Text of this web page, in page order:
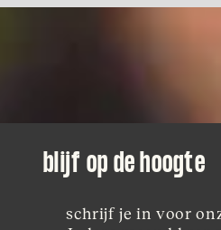
blijf op de hoogte
schrijf je in voor